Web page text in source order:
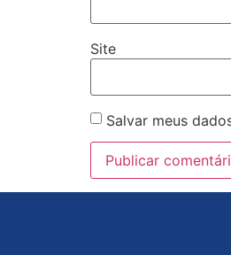
Site
Salvar meus